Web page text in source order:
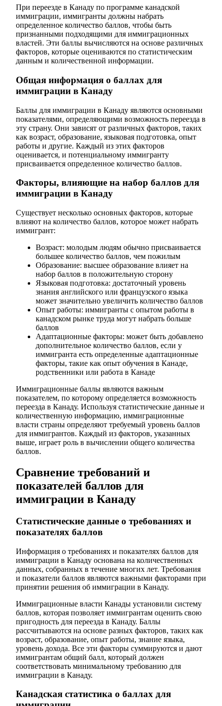
При переезде в Канаду по программе канадской
иммиграции, иммигранты должны набрать
определенное количество баллов, чтобы быть
признанными подходящими для иммиграционных
властей. Эти баллы вычисляются на основе различных
факторов, которые оцениваются по статистическим
данным и количественной информации.
Общая информация о баллах для
иммиграции в Канаду
Баллы для иммиграции в Канаду являются основными
показателями, определяющими возможность переезда в
эту страну. Они зависят от различных факторов, таких
как возраст, образование, языковая подготовка, опыт
работы и другие. Каждый из этих факторов
оценивается, и потенциальному иммигранту
присваивается определенное количество баллов.
Факторы, влияющие на набор баллов для
иммиграции в Канаду
Существует несколько основных факторов, которые
влияют на количество баллов, которое может набрать
иммигрант:
Возраст: молодым людям обычно присваивается
большее количество баллов, чем пожилым
Образование: высшее образование влияет на
набор баллов в положительную сторону
Языковая подготовка: достаточный уровень
знания английского или французского языка
может значительно увеличить количество баллов
Опыт работы: иммигранты с опытом работы в
канадском рынке труда могут набрать больше
баллов
Адаптационные факторы: может быть добавлено
дополнительное количество баллов, если у
иммигранта есть определенные адаптационные
факторы, такие как опыт обучения в Канаде,
родственники или работа в Канаде
Иммиграционные баллы являются важным
показателем, по которому определяется возможность
переезда в Канаду. Используя статистические данные и
количественную информацию, иммиграционные
власти страны определяют требуемый уровень баллов
для иммигрантов. Каждый из факторов, указанных
выше, играет роль в вычислении общего количества
баллов.
Сравнение требований и
показателей баллов для
иммиграции в Канаду
Статистические данные о требованиях и
показателях баллов
Информация о требованиях и показателях баллов для
иммиграции в Канаду основана на количественных
данных, собранных в течение многих лет. Требования
и показатели баллов являются важными факторами при
принятии решения об иммиграции в Канаду.
Иммиграционные власти Канады установили систему
баллов, которая позволяет иммигрантам оценить свою
пригодность для переезда в Канаду. Баллы
рассчитываются на основе разных факторов, таких как
возраст, образование, опыт работы, знание языка,
уровень дохода. Все эти факторы суммируются и дают
иммигрантам общий балл, который должен
соответствовать минимальному требованию для
иммиграции в Канаду.
Канадская статистика о баллах для